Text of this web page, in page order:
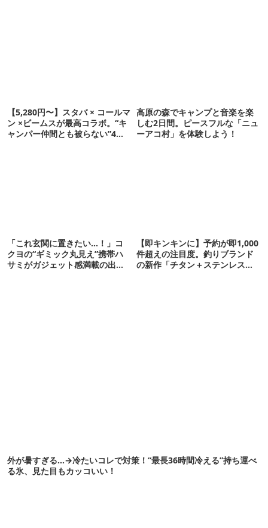
【5,280円〜】スタバ × コールマ
ン ×ビームスが最高コラボ。“キ
ャンパー仲間とも被らない”4ア
高原の森でキャンプと音楽を楽
しむ2日間。ピースフルな「ニュ
ーアコ村」を体験しよう！
「これ玄関に置きたい…！」コ
クヨの“ギミック丸見え”携帯ハ
サミがガジェット感満載の出来
【即キンキンに】予約が即1,000
件超えの注目度。釣りブランド
の新作「チタン＋ステンレスの
外が暑すぎる…→冷たいコレで対策！“最長36時間冷える”持ち運べ
る氷、見た目もカッコいい！